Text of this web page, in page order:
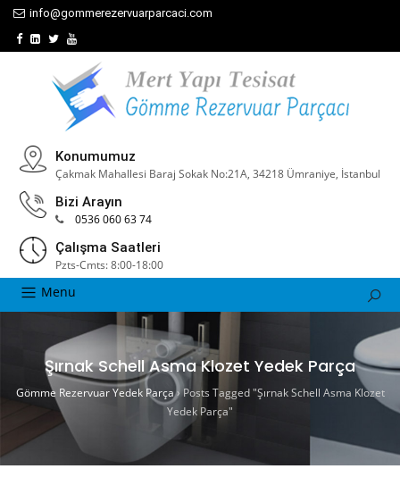
info@gommerezervuarparcaci.com
Konumumuz
Çakmak Mahallesi Baraj Sokak No:21A, 34218 Ümraniye, İstanbul
Bizi Arayın
0536 060 63 74
Çalışma Saatleri
Pzts-Cmts: 8:00-18:00
Menu
Şırnak Schell Asma Klozet Yedek Parça
Gömme Rezervuar Yedek Parça›Posts Tagged "Şırnak Schell Asma Klozet
Yedek Parça"